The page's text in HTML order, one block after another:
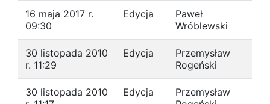
16 maja 2017 r.
09:30
Edycja
Paweł
Wróblewski
30 listopada 2010
r. 11:29
Edycja
Przemysław
Rogeński
30 listopada 2010
Edycja
Przemysław